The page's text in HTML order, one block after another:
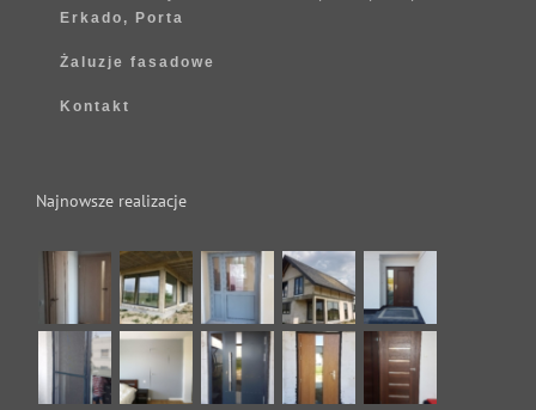
Erkado, Porta
Żaluzje fasadowe
Kontakt
Najnowsze realizacje